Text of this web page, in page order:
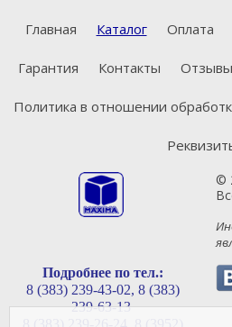
Главная Каталог Оплата
Гарантия Контакты
Политика в отношении
©
Подробнее по тел.:
8 (383) 239-43-02, 8 (383)
239-63-13